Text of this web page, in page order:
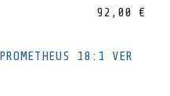
92,00 €
18:1 VER